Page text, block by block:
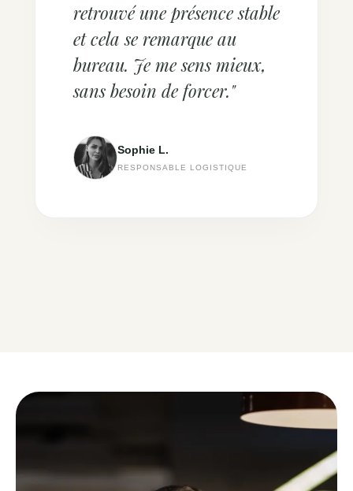
retrouvé une présence stable
et cela se remarque au
bureau. Je me sens mieux,
sans besoin de forcer."
Sophie L.
RESPONSABLE LOGISTIQUE